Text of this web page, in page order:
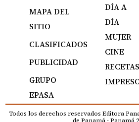
MAPA DEL
SITIO
CLASIFICADOS
PUBLICIDAD
GRUPO
EPASA
DÍA A
DÍA
MUJER
CINE
RECETAS
Todos los derechos reservados Editora